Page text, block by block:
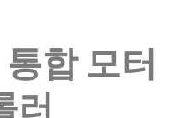
통합 모터
러